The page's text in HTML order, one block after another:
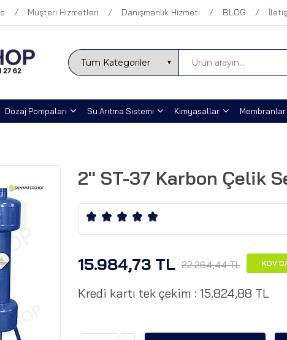
Müşteri Hizmetleri Danışmanlık Hizmeti BLOG
Dozaj Pompaları Su Arıtma Sistemi Kimyasallar Membranlar
2'' ST-37 Karbon Çelik
15.984,73 TL 22.264,44 TL KDV
Kredi kartı tek çekim : 15.824,88 TL